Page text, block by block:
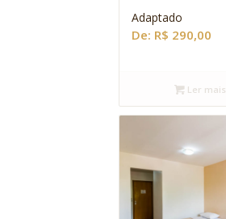
Adaptado
De: R$ 290,00
Ler mais